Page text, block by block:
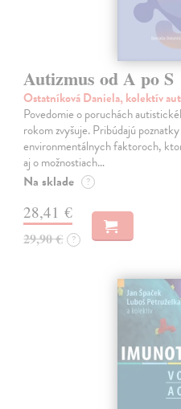
Autizmus od A po S
Ostatníková Daniela, kolektív
Povedomie o poruchách
rokom zvyšuje. Pribúdajú
environmentálnych faktoroch,
aj o možnostiach…
Na sklade ?
28,41 €
29,90 € ?